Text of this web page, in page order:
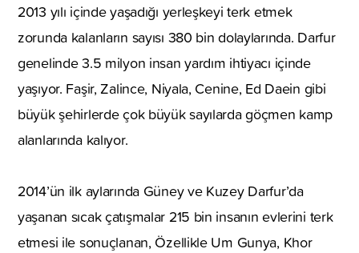
2013 yılı içinde yaşadığı yerleşkeyi terk etmek
zorunda kalanların sayısı 380 bin dolaylarında. Darfur
genelinde 3.5 milyon insan yardım ihtiyacı içinde
yaşıyor. Faşir, Zalince, Niyala, Cenine, Ed Daein gibi
büyük şehirlerde çok büyük sayılarda göçmen kamp
alanlarında kalıyor.
2014’ün ilk aylarında Güney ve Kuzey Darfur’da
yaşanan sıcak çatışmalar 215 bin insanın evlerini terk
etmesi ile sonuçlanan, Özellikle Um Gunya, Khor